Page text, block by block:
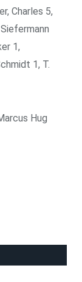
Charles 5,
1,
1, T.
Hug